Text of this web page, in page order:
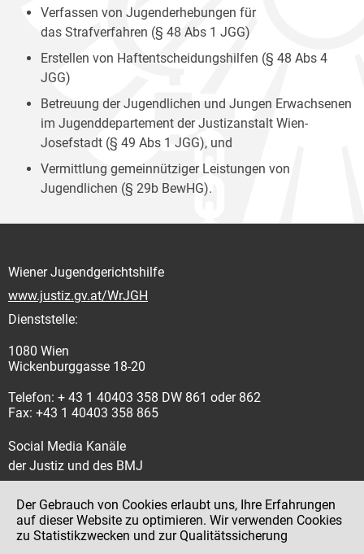
Verfassen von Jugenderhebungen für
das Strafverfahren (§ 48 Abs 1 JGG)
Erstellen von Haftentscheidungshilfen (§ 48 Abs 4
JGG)
Betreuung der Jugendlichen und Jungen Erwachsenen
im Jugenddepartement der Justizanstalt Wien-
Josefstadt (§ 49 Abs 1 JGG), und
Vermittlung gemeinnütziger Leistungen von
Jugendlichen (§ 29b BewHG).
Wiener Jugendgerichtshilfe
www.justiz.gv.at/WrJGH
Dienststelle:
1080 Wien
Wickenburggasse 18-20
Telefon: + 43 1 40403 358 DW 861 oder 862
Fax: +43 1 40403 358 865
Social Media Kanäle
der Justiz und des BMJ
Impressum
Der Gebrauch von Cookies erlaubt uns, Ihre Erfahrungen
auf dieser Website zu optimieren. Wir verwenden Cookies
zu Statistikzwecken und zur Qualitätssicherung